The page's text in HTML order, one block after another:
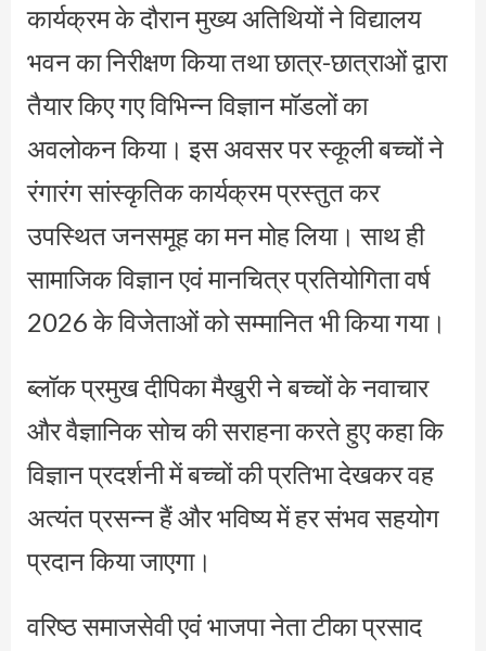
कार्यक्रम के दौरान मुख्य अतिथियों ने विद्यालय
भवन का निरीक्षण किया तथा छात्र-छात्राओं द्वारा
तैयार किए गए विभिन्न विज्ञान मॉडलों का
अवलोकन किया। इस अवसर पर स्कूली बच्चों ने
रंगारंग सांस्कृतिक कार्यक्रम प्रस्तुत कर
उपस्थित जनसमूह का मन मोह लिया। साथ ही
सामाजिक विज्ञान एवं मानचित्र प्रतियोगिता वर्ष
2026 के विजेताओं को सम्मानित भी किया गया।
ब्लॉक प्रमुख दीपिका मैखुरी ने बच्चों के नवाचार
और वैज्ञानिक सोच की सराहना करते हुए कहा कि
विज्ञान प्रदर्शनी में बच्चों की प्रतिभा देखकर वह
अत्यंत प्रसन्न हैं और भविष्य में हर संभव सहयोग
प्रदान किया जाएगा।
वरिष्ठ समाजसेवी एवं भाजपा नेता टीका प्रसाद